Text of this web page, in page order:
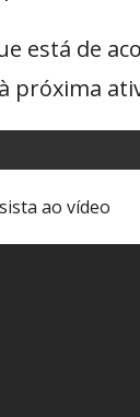
está de
próxima
ao vídeo